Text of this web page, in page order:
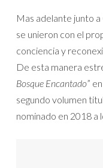
Mas adelante junto a
se unieron con el
conciencia y
De esta manera
Bosque Encantado”
segundo volumen
nominado en 2018 a